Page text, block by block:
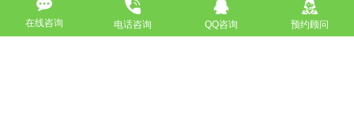
下一篇：中小型北京企业网站建设标准有哪些？
在线咨询 电话咨询 QQ咨询 预约顾问